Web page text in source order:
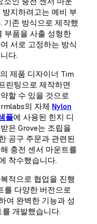
방지하려고는 예비 부
기존 방식으로 제작했
부품을 사출 성형한
서로 고정하는 방식
다.
제품 디자이너 Tim
린팅으로 제작하면
할 수 있을 것으로
의 자체 Nylon
플에 사용된 힌지 디
은 Grove는 조립을
공구 주문과 관련된
충전 센서 마운트를
착수했습니다.
적으로 협업을 진행
를 다양한 버전으로
여 완벽한 기능과 성
개발했습니다.